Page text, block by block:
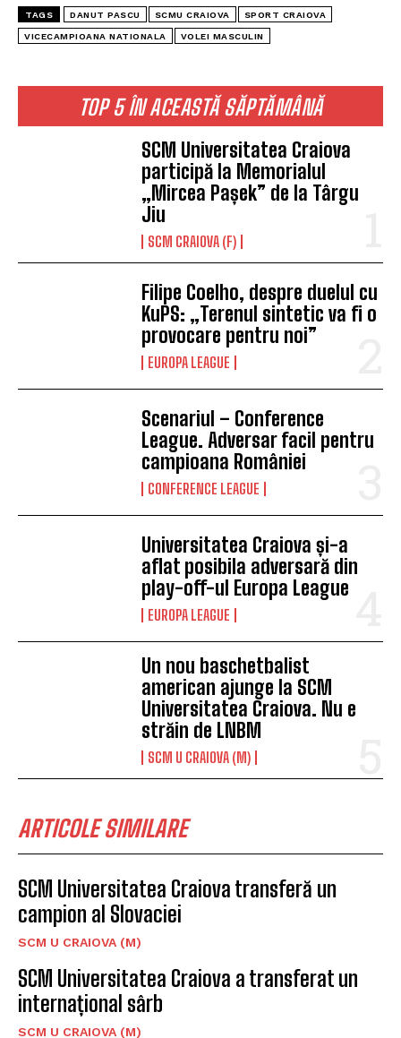
TOP 5 ÎN ACEASTĂ SĂPTĂMÂNĂ
SCM Universitatea Craiova
participă la Memorialul
„Mircea Pașek” de la Târgu
Jiu
SCM CRAIOVA (F)
Filipe Coelho, despre duelul cu
KuPS: „Terenul sintetic va fi o
provocare pentru noi”
EUROPA LEAGUE
Scenariul – Conference
League. Adversar facil pentru
campioana României
CONFERENCE LEAGUE
Universitatea Craiova și-a
aflat posibila adversară din
play-off-ul Europa League
EUROPA LEAGUE
Un nou baschetbalist
american ajunge la SCM
Universitatea Craiova. Nu e
străin de LNBM
SCM U CRAIOVA (M)
ARTICOLE SIMILARE
SCM Universitatea Craiova transferă un
campion al Slovaciei
SCM U CRAIOVA (M)
SCM Universitatea Craiova a transferat un
internațional sârb
SCM U CRAIOVA (M)
TAGS DANUT PASCU SCMU CRAIOVA SPORT CRAIOVA
VICECAMPIOANA NATIONALA VOLEI MASCULIN